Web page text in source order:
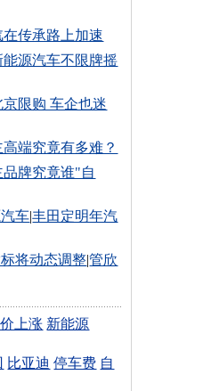
在传承路上加速
能源汽车不限牌摇
京限购 车企也迷
高端究竟有多难？
品牌究竟谁"自
车|丰田定明年汽
将动态调整|管欣
上涨 新能源
比亚迪 停车费 自